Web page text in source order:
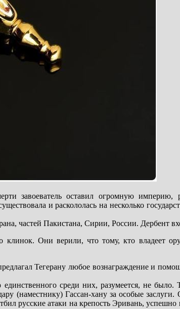
завоеватель оставил огромную империю,
и раскололась на несколько
частей Пакистана, Сирии, России. Дербент
Они верили, что тому, кто владеет
Тегерану любое вознаграждение и
среди них, разумеется, не было.
(наместнику) Гассан-хану за особые
русские атаки на крепость Эривань, успешно